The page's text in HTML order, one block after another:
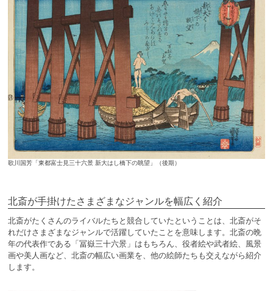
歌川国芳「東都富士見三十六景 新大はし橋下の眺望」（後期）
北斎が手掛けたさまざまなジャンルを幅広く紹介
北斎がたくさんのライバルたちと競合していたということは、北斎がそ
れだけさまざまなジャンルで活躍していたことを意味します。北斎の晩
年の代表作である「冨嶽三十六景」はもちろん、役者絵や武者絵、風景
画や美人画など、北斎の幅広い画業を、他の絵師たちも交えながら紹介
します。